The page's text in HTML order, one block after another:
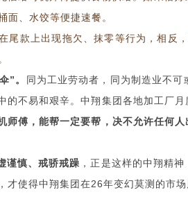
面、水饺等便捷速餐。
尾款上出现拖欠、抹零等行为，相反
”。 同为工业劳动者，同为制造业不
不易和艰辛。中翔集团各地加工厂
师傅，能帮一定要帮，决不允许任何
谨慎、戒骄戒躁 ，正是这样的中翔精
使得中翔集团在26年变幻莫测的市场